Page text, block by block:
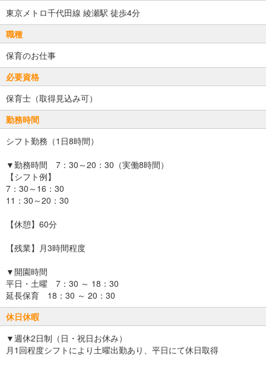
東京メトロ千代田線 綾瀬駅 徒歩4分
職種
保育のお仕事
必要資格
保育士（取得見込み可）
勤務時間
シフト勤務（1日8時間）
▼勤務時間 7：30～20：30（実働8時間）
【シフト例】
7：30～16：30
11：30～20：30
【休憩】60分
【残業】月3時間程度
▼開園時間
平日・土曜 7：30 ～ 18：30
延長保育 18：30 ～ 20：30
休日休暇
▼週休2日制（日・祝日お休み）
月1回程度シフトにより土曜出勤あり、平日にて休日取得